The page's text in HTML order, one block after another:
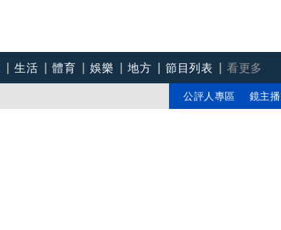
生活 體育 娛樂 地方 節目列表
看更多
公評人專區 鏡主播